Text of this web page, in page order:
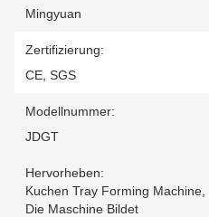
Mingyuan
Zertifizierung:
CE, SGS
Modellnummer:
JDGT
Hervorheben:
Kuchen Tray Forming Machine
Die Maschine Bildet